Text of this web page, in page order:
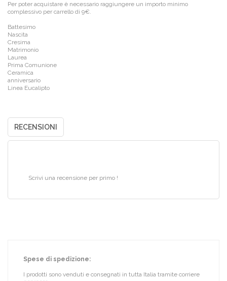
Per poter acquistare è necessario raggiungere un importo minimo
complessivo per carrello di 9€.
Battesimo
Nascita
Cresima
Matrimonio
Laurea
Prima Comunione
Ceramica
anniversario
Linea Eucalipto
RECENSIONI
Scrivi una recensione per primo !
Spese di spedizione:
I prodotti sono venduti e consegnati in tutta Italia tramite corriere